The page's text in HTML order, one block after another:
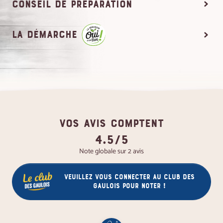
conseil de préparation
La démarche
VOS AVIS COMPTENT
4.5/5
Note globale sur 2 avis
Veuillez vous connecter au club des
gaulois pour noter !